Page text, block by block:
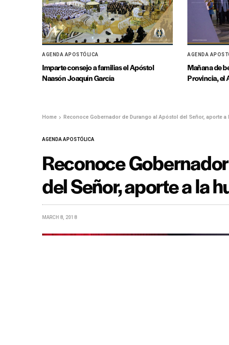
AGENDA APOSTÓLICA
Imparte consejo a familias el Apóstol
Naasón Joaquín García
AGENDA
Mañana de
Provincia, el
Home Reconoce Gobernador de Durango al Apóstol del Señor, aporte a
AGENDA APOSTÓLICA
Reconoce
del Señor, aporte a la
MARCH 8, 2018